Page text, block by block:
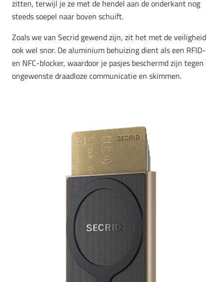
zitten, terwijl je ze met de hendel aan de onderkant nog
steeds soepel naar boven schuift.
Zoals we van Secrid gewend zijn, zit het met de veiligheid
ook wel snor. De aluminium behuizing dient als een RFID-
en NFC-blocker, waardoor je pasjes beschermd zijn tegen
ongewenste draadloze communicatie en skimmen.